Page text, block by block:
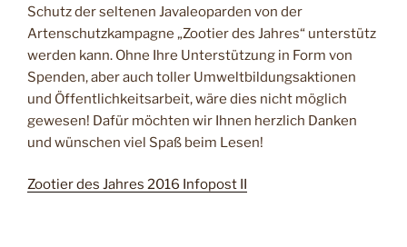
Schutz der seltenen Javaleoparden von der
Artenschutzkampagne „Zootier des Jahres“ unterstütz
werden kann. Ohne Ihre Unterstützung in Form von
Spenden, aber auch toller Umweltbildungsaktionen
und Öffentlichkeitsarbeit, wäre dies nicht möglich
gewesen! Dafür möchten wir Ihnen herzlich Danken
und wünschen viel Spaß beim Lesen!
Zootier des Jahres 2016 Infopost II